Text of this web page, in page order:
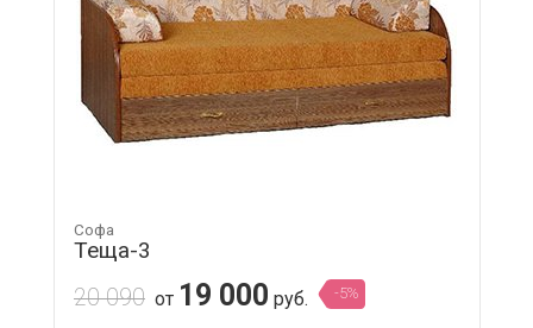
Софа
Теща-3
20 090 от 19 000 руб. -5%